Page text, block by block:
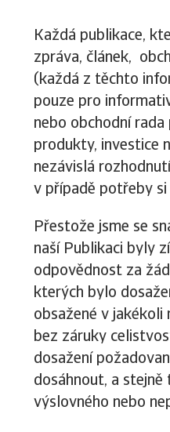
Každá publikace,
zpráva, článek,
(každá z těchto
pouze pro
nebo obchodní
produkty, investice
nezávislá
v případě potřeby
Přestože jsme se
naší Publikaci byly
odpovědnost za
kterých bylo
obsažené v jakékoli
bez záruky
dosažení
dosáhnout, a stejně
výslovného nebo